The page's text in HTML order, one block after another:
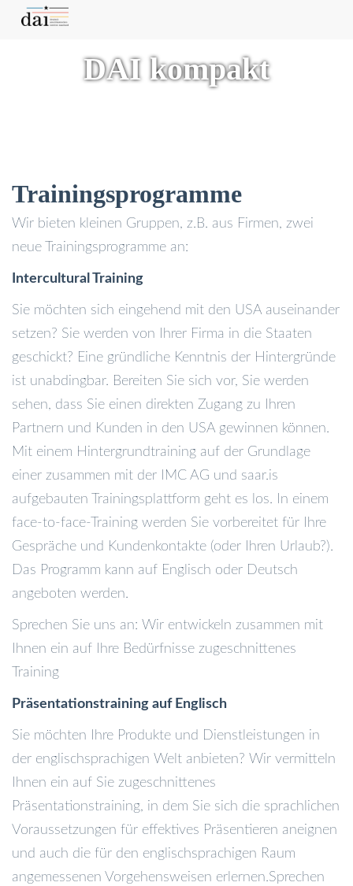
DAI kompakt
Trainingsprogramme
Wir bieten kleinen Gruppen, z.B. aus Firmen, zwei
neue Trainingsprogramme an:
Intercultural Training
Sie möchten sich eingehend mit den USA auseinander
setzen? Sie werden von Ihrer Firma in die Staaten
geschickt? Eine gründliche Kenntnis der Hintergründe
ist unabdingbar. Bereiten Sie sich vor, Sie werden
sehen, dass Sie einen direkten Zugang zu Ihren
Partnern und Kunden in den USA gewinnen können.
Mit einem Hintergrundtraining auf der Grundlage
einer zusammen mit der IMC AG und saar.is
aufgebauten Trainingsplattform geht es los. In einem
face-to-face-Training werden Sie vorbereitet für Ihre
Gespräche und Kundenkontakte (oder Ihren Urlaub?).
Das Programm kann auf Englisch oder Deutsch
angeboten werden.
Sprechen Sie uns an: Wir entwickeln zusammen mit
Ihnen ein auf Ihre Bedürfnisse zugeschnittenes
Training
Präsentationstraining auf Englisch
Sie möchten Ihre Produkte und Dienstleistungen in
der englischsprachigen Welt anbieten? Wir vermitteln
Ihnen ein auf Sie zugeschnittenes
Präsentationstraining, in dem Sie sich die sprachlichen
Voraussetzungen für effektives Präsentieren aneignen
und auch die für den englischsprachigen Raum
angemessenen Vorgehensweisen erlernen.Sprechen